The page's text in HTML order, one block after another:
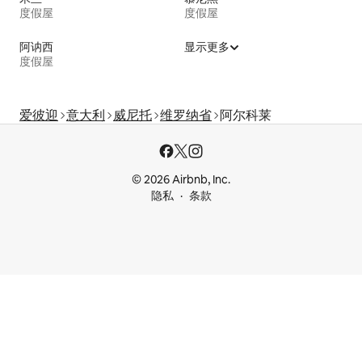
度假屋
度假屋
阿讷西
度假屋
显示更多
爱彼迎 意大利 威尼托 维罗纳省 阿尔科莱
© 2026 Airbnb, Inc.
隐私
条款